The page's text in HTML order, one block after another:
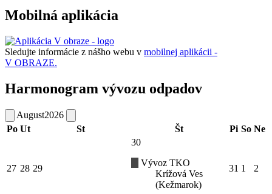
Mobilná aplikácia
Sledujte informácie z nášho webu v mobilnej aplikácii -
V OBRAZE.
Harmonogram vývozu odpadov
August2026
Po Ut St Št Pi So Ne
27 28 29
30
Vývoz TKO
Krížová Ves
(Kežmarok)
31 1 2